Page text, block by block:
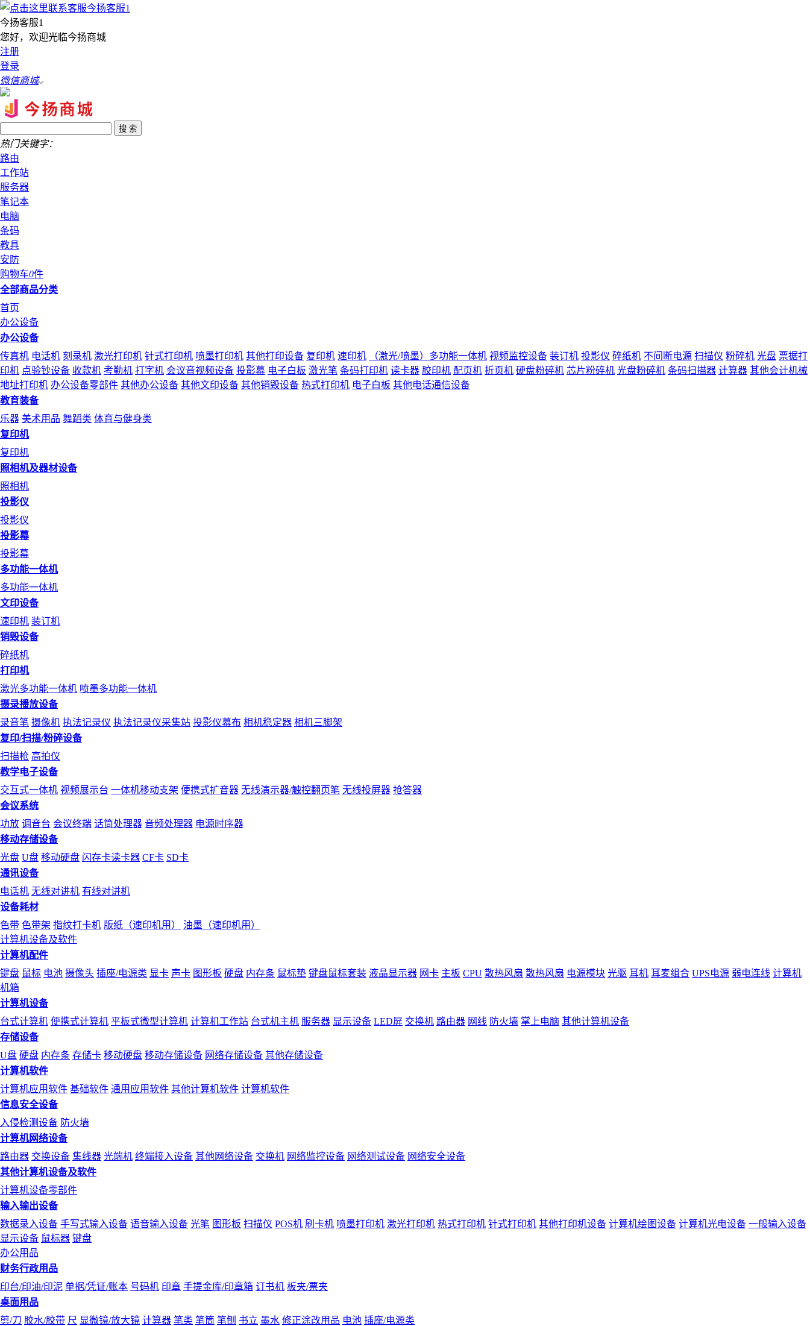
今扬客服1
您好，欢迎光临今扬商城
注册
登录
微信商城
热门关键字：
路由
工作站
服务器
笔记本
电脑
条码
教具
安防
购物车0件
全部商品分类
首页
办公设备
办公设备
传真机 电话机 刻录机 激光打印机 针式打印机 喷墨打印机 其他打印设备 复印机 速印机 （激光/喷墨）多功能一体机 视频监控设备 装订机 投影仪 碎纸机 不间断电源 扫描仪 粉碎机 光盘 票据打
印机 点验钞设备 收款机 考勤机 打字机 会议音视频设备 投影幕 电子白板 激光笔 条码打印机 读卡器 胶印机 配页机 折页机 硬盘粉碎机 芯片粉碎机 光盘粉碎机 条码扫描器 计算器 其他会计机械
地址打印机 办公设备零部件 其他办公设备 其他文印设备 其他销毁设备 热式打印机 电子白板 其他电话通信设备
教育装备
乐器 美术用品 舞蹈类 体育与健身类
复印机
复印机
照相机及器材设备
照相机
投影仪
投影仪
投影幕
投影幕
多功能一体机
多功能一体机
文印设备
速印机 装订机
销毁设备
碎纸机
打印机
激光多功能一体机 喷墨多功能一体机
摄录播放设备
录音笔 摄像机 执法记录仪 执法记录仪采集站 投影仪幕布 相机稳定器 相机三脚架
复印/扫描/粉碎设备
扫描枪 高拍仪
教学电子设备
交互式一体机 视频展示台 一体机移动支架 便携式扩音器 无线演示器/触控翻页笔 无线投屏器 抢答器
会议系统
功放 调音台 会议终端 话筒处理器 音频处理器 电源时序器
移动存储设备
光盘 U盘 移动硬盘 闪存卡读卡器 CF卡 SD卡
通讯设备
电话机 无线对讲机 有线对讲机
设备耗材
色带 色带架 指纹打卡机 版纸（速印机用）
油墨（速印机用）
计算机设备及软件
计算机配件
键盘 鼠标 电池 摄像头 插座/电源类 显卡 声卡 图形板 硬盘 内存条 鼠标垫 键盘鼠标套装 液晶显示器 网卡 主板 CPU 散热风扇 散热风扇 电源模块 光驱 耳机 耳麦组合 UPS电源 弱电连线 计算机
机箱
计算机设备
台式计算机 便携式计算机 平板式微型计算机 计算机工作站 台式机主机 服务器 显示设备 LED屏 交换机 路由器 网线 防火墙 掌上电脑 其他计算机设备
存储设备
U盘 硬盘 内存条 存储卡 移动硬盘 移动存储设备 网络存储设备 其他存储设备
计算机软件
计算机应用软件 基础软件 通用应用软件 其他计算机软件 计算机软件
信息安全设备
入侵检测设备 防火墙
计算机网络设备
路由器 交换设备 集线器 光端机 终端接入设备 其他网络设备 交换机 网络监控设备 网络测试设备 网络安全设备
其他计算机设备及软件
计算机设备零部件
输入输出设备
数据录入设备 手写式输入设备 语音输入设备 光笔 图形板 扫描仪 POS机 刷卡机 喷墨打印机 激光打印机 热式打印机 针式打印机 其他打印机设备 计算机绘图设备 计算机光电设备 一般输入设备
显示设备 鼠标器 键盘
办公用品
财务行政用品
印台/印油/印泥 单据/凭证/账本 号码机 印章 手提金库/印章箱 订书机 板夹/票夹
桌面用品
剪/刀 胶水/胶带 尺 显微镜/放大镜 计算器 笔类 笔筒 笔刨 书立 墨水 修正涂改用品 电池 插座/电源类